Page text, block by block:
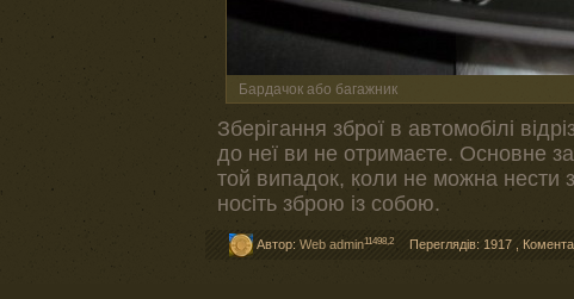
Бардачок або багажник
Зберігання зброї в автомобілі
до неї ви не отримаєте. Основне
той випадок, коли не можна нести
носіть зброю із собою.
Автор: Web admin11498,2 Переглядів: 1917